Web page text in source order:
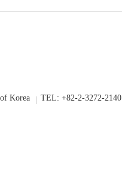
Korea
TEL: +82-2-3272-2140